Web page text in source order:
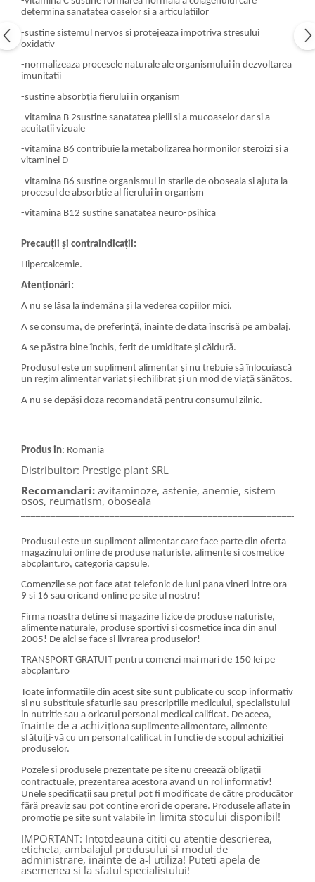
determina sanatatea oaselor si a articulatiilor
-sustine sistemul nervos si protejeaza impotriva stresului
oxidativ
-normalizeaza procesele naturale ale organismului in dezvoltarea
imunitatii
-sustine absorbția fierului in organism
-vitamina B 2sustine sanatatea pielii si a mucoaselor dar si a
acuitatii vizuale
-vitamina B6 contribuie la metabolizarea hormonilor steroizi si a
vitaminei D
-vitamina B6 sustine organismul in starile de oboseala si ajuta la
procesul de absorbtie al fierului in organism
-vitamina B12 sustine sanatatea neuro-psihica
Precauții și contraindicații:
Hipercalcemie.
Atenționări:
A nu se lăsa la îndemâna și la vederea copiilor mici.
A se consuma, de preferință, înainte de data înscrisă pe ambalaj.
A se păstra bine închis, ferit de umiditate și căldură.
Produsul este un supliment alimentar și nu trebuie să înlocuiască
un regim alimentar variat și echilibrat și un mod de viață sănătos.
A nu se depăși doza recomandată pentru consumul zilnic.
Produs in: Romania
Distribuitor: Prestige plant SRL
Recomandari: avitaminoze, astenie, anemie, sistem
osos, reumatism, oboseala
Produsul este un supliment alimentar care face parte din oferta
magazinului online de produse naturiste, alimente si cosmetice
abcplant.ro, categoria capsule.
Comenzile se pot face atat telefonic de luni pana vineri intre ora
9 si 16 sau oricand online pe site ul nostru!
Firma noastra detine si magazine fizice de produse naturiste,
alimente naturale, produse sportivi si cosmetice inca din anul
2005! De aici se face si livrarea produselor!
TRANSPORT GRATUIT pentru comenzi mai mari de 150 lei pe
abcplant.ro
Toate informatiile din acest site sunt publicate cu scop informativ
si nu substituie sfaturile sau prescriptiile medicului, specialistului
in nutritie sau a oricarui personal medical calificat. De aceea,
înainte de a achiziționa suplimente alimentare, alimente
sfătuiți-vă cu un personal calificat in functie de scopul achizitiei
produselor.
Pozele si produsele prezentate pe site nu creează obligații
contractuale, prezentarea acestora avand un rol informativ!
Unele specificații sau prețul pot fi modificate de către producător
fără preaviz sau pot conține erori de operare. Produsele aflate in
promotie pe site sunt valabile în limita stocului disponibil!
IMPORTANT: Intotdeauna cititi cu atentie descrierea,
eticheta, ambalajul produsului si modul de
administrare, inainte de a-l utiliza! Puteti apela de
asemenea si la sfatul specialistului!